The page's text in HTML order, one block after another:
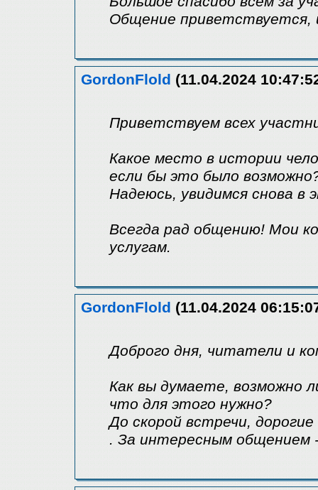
Общение приветствуется,
GordonFlold (11.04.2024
Приветствуем всех
Какое место в истории
если бы это было
Надеюсь, увидимся снова в
Всегда рад общению! Мои
услугам.
GordonFlold (11.04.2024
Доброго дня, читатели и
Как вы думаете, возможно
что для этого нужно?
До скорой встречи, дорогие
. За интересным общением